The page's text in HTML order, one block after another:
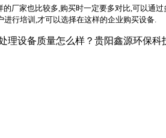
厂家也比较多,购买时一定要多对比,可以通
行培训,才可以选择在这样的企业购买设备.
设备质量怎么样？贵阳鑫源环保